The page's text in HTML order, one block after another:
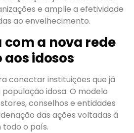
e amplie a efetividade
ao envelhecimento.
com a nova rede
idosos
conectar instituições que já
idosa. O modelo
conselhos e entidades
das ações voltadas à
todo o país.